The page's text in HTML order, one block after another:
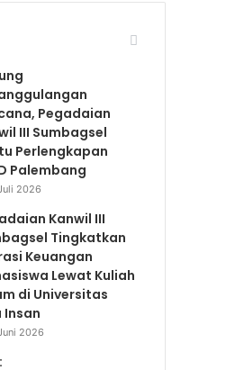
Perkuat
Seminar
2026
Pegadaian
III Sumbagsel
Perlengkapan
Palembang
2026
Kanwil III
Tingkatkan
Keuangan
Lewat Kuliah
di Universitas
Insan
2026